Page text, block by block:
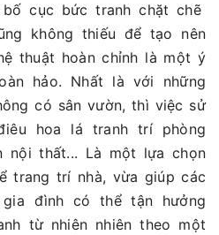
cục bức tranh chặt chẽ
không thiếu để tạo nên
thuật hoàn chỉnh là một ý
hảo. Nhất là với những
có sân vườn, thì việc sử
hoa lá tranh trí phòng
nội thất... Là một lựa chọn
trang trí nhà, vừa giúp các
đình có thể tận hưởng
từ nhiên nhiên theo một